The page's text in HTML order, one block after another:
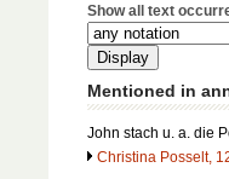
Show all text
Mentioned in
John stach u. a. die
Christina Posselt,